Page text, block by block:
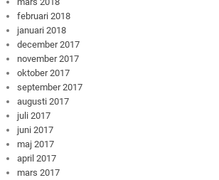
februari 2018
januari 2018
december 2017
november 2017
oktober 2017
september 2017
augusti 2017
juli 2017
juni 2017
maj 2017
april 2017
mars 2017